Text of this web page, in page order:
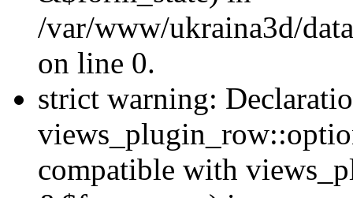
/var/www/ukraina3d/
on line 0.
strict warning:
compatible with